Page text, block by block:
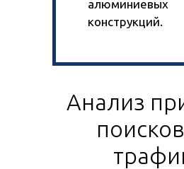
алюминиевых
конструкций.
Анализ